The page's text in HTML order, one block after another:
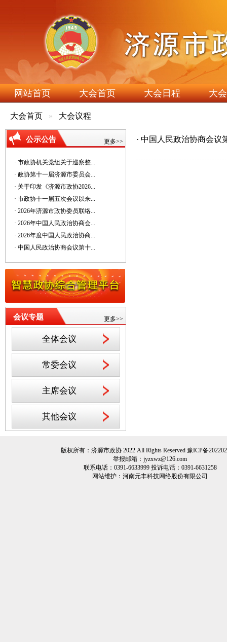
网站首页 大会首页 大会日程 大
大会首页 大会议程
公示公告 更多>>
· 市政协机关党组关于巡察整...
· 政协第十一届济源市委员会...
· 关于印发《济源市政协2026...
· 市政协十一届五次会议以来...
· 2026年济源市政协委员联络...
· 2026年中国人民政治协商会...
· 2026年度中国人民政治协商...
· 中国人民政治协商会议第十...
会议专题 更多>>
全体会议
常委会议
主席会议
其他会议
· 中国人民政治协商会议
版权所有：济源市政协 2022 All Rights Reserved 豫ICP备
举报邮箱：jyzxwz@126.com
联系电话：0391-6633999 投诉电话：0391-6631258
网站维护： 河南元丰科技网络股份有限公司